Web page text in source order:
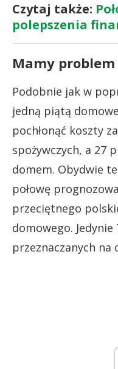
Czytaj także:
polepszenia
Mamy problem
Podobnie jak w
jedną piątą
pochłonąć koszty
spożywczych, a 27
domem. Obydwie
połowę
przeciętnego
domowego.
przeznaczanych na